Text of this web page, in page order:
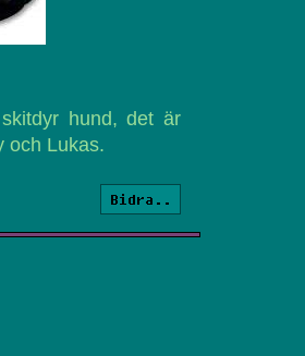
hund, det är
och Lukas.
Bidra..